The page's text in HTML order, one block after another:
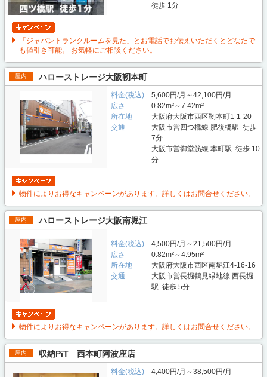
徒歩 1分
「ジャパントランクルームを見た」とお電話でお伝えいただくとどなたで
も値引き可能。 お気軽にご相談ください。
屋内 ハローストレージ大阪靭本町
料金(税込)
5,600円/月～42,100円/月
広さ
0.82m²～7.42m²
所在地
大阪府大阪市西区靭本町1-1-20
交通
大阪市営四つ橋線 肥後橋駅 徒歩
7分
大阪市営御堂筋線 本町駅 徒歩 10
分
物件によりお得なキャンペーンがあります。詳しくはお問合せください。
屋内 ハローストレージ大阪南堀江
料金(税込)
4,500円/月～21,500円/月
広さ
0.82m²～4.95m²
所在地
大阪府大阪市西区南堀江4-16-16
交通
大阪市営長堀鶴見緑地線 西長堀
駅 徒歩 5分
物件によりお得なキャンペーンがあります。詳しくはお問合せください。
屋内 収納PiT 西本町阿波座店
料金(税込)
4,400円/月～38,500円/月